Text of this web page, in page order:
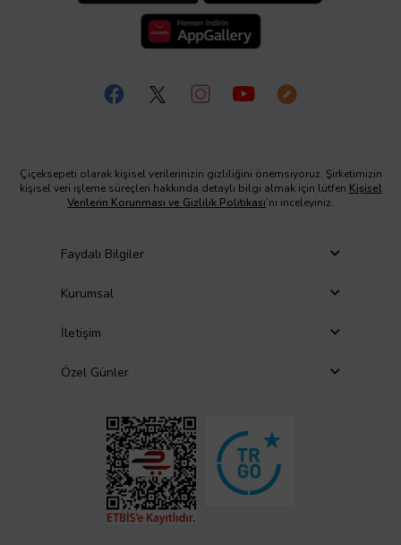
Çiçeksepeti olarak kişisel verilerinizin gizliliğini önemsiyoruz. Şirketimizin
kişisel veri işleme süreçleri hakkında detaylı bilgi almak için lütfen Kişisel
Verilerin Korunması ve Gizlilik Politikası’nı inceleyiniz.
Faydalı Bilgiler
Kurumsal
İletişim
Özel Günler